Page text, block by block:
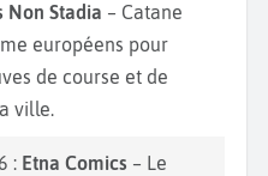
Non Stadia – Catane
européens pour
de course et de
ville.
: Etna Comics – Le